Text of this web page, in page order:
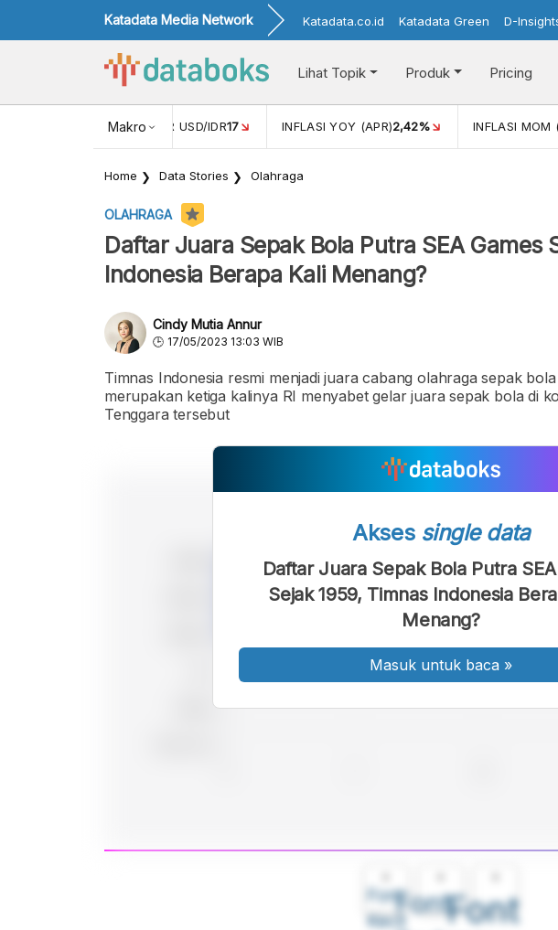
Katadata Media Network Katadata.co.id Katadata Green D-
Lihat Topik Produk Pricing
Makro
NILAI TUKAR USD/IDR17 INFLASI YOY (APR)2,42% INFLASI MOM
Home Data Stories Olahraga
OLAHRAGA
Daftar Juara Sepak Bola Putra SEA Games
Indonesia Berapa Kali Menang?
Cindy Mutia Annur
17/05/2023 13:03 WIB
Timnas Indonesia resmi menjadi juara cabang olahraga sepak
merupakan ketiga kalinya RI menyabet gelar juara sepak bola di
Tenggara tersebut
Font
Kecil
FontFont
Akses single data
Daftar Juara Sepak Bola Putra
Sejak 1959, Timnas Indonesia
Menang?
Masuk untuk baca »